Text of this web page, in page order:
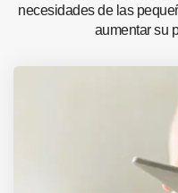
necesidades de las
aumentar su